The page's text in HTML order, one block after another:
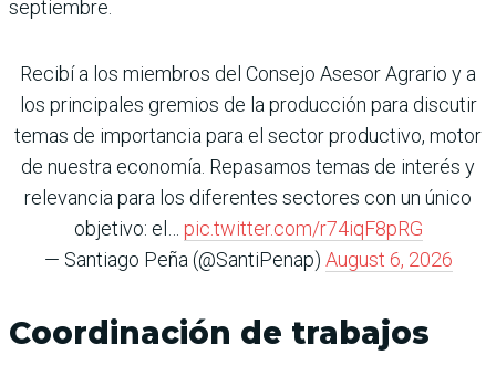
septiembre.
Recibí a los miembros del Consejo Asesor Agrario y a
los principales gremios de la producción para discutir
temas de importancia para el sector productivo, motor
de nuestra economía. Repasamos temas de interés y
relevancia para los diferentes sectores con un único
objetivo: el… pic.twitter.com/r74iqF8pRG
— Santiago Peña (@SantiPenap) August 6, 2026
Coordinación de trabajos